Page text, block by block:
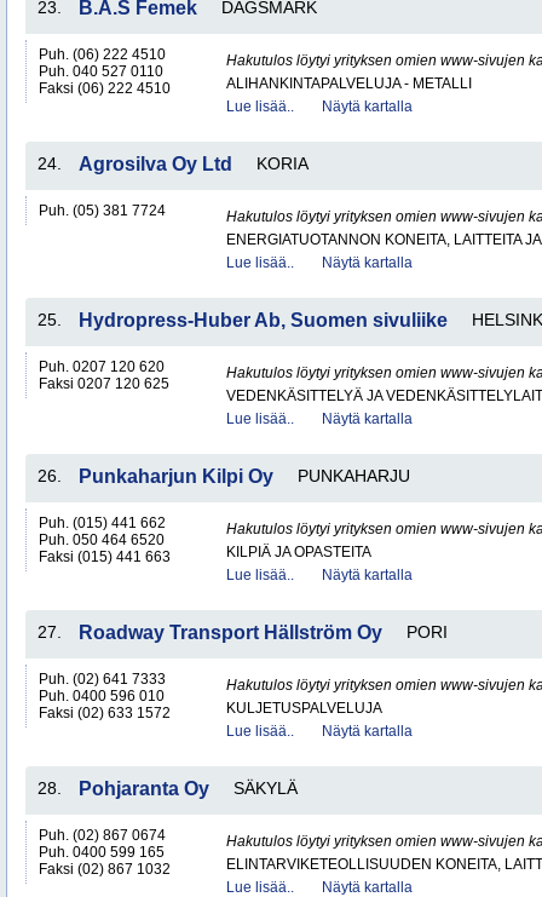
23. B.A.S Femek DAGSMARK
Puh. (06) 222 4510
Puh. 040 527 0110
Faksi (06) 222 4510
Hakutulos löytyi yrityksen omien www-sivujen
ALIHANKINTAPALVELUJA - METALLI
Lue lisää..
Näytä kartalla
24. Agrosilva Oy Ltd KORIA
Puh. (05) 381 7724
Hakutulos löytyi yrityksen omien www-sivujen
ENERGIATUOTANNON KONEITA, LAITTEITA
Lue lisää..
Näytä kartalla
25. Hydropress-Huber Ab, Suomen sivuliike
Puh. 0207 120 620
Faksi 0207 120 625
Hakutulos löytyi yrityksen omien www-sivujen
VEDENKÄSITTELYÄ JA
Lue lisää..
Näytä kartalla
26. Punkaharjun Kilpi Oy PUNKAHARJU
Puh. (015) 441 662
Puh. 050 464 6520
Faksi (015) 441 663
Hakutulos löytyi yrityksen omien www-sivujen
KILPIÄ JA OPASTEITA
Lue lisää..
Näytä kartalla
27. Roadway Transport Hällström Oy PORI
Puh. (02) 641 7333
Puh. 0400 596 010
Faksi (02) 633 1572
Hakutulos löytyi yrityksen omien www-sivujen
KULJETUSPALVELUJA
Lue lisää..
Näytä kartalla
28. Pohjaranta Oy SÄKYLÄ
Puh. (02) 867 0674
Puh. 0400 599 165
Faksi (02) 867 1032
Hakutulos löytyi yrityksen omien www-sivujen
ELINTARVIKETEOLLISUUDEN KONEITA,
Lue lisää..
Näytä kartalla